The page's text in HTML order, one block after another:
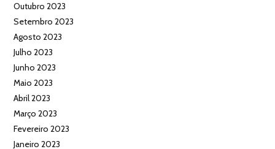
Outubro 2023
Setembro 2023
Agosto 2023
Julho 2023
Junho 2023
Maio 2023
Abril 2023
Março 2023
Fevereiro 2023
Janeiro 2023